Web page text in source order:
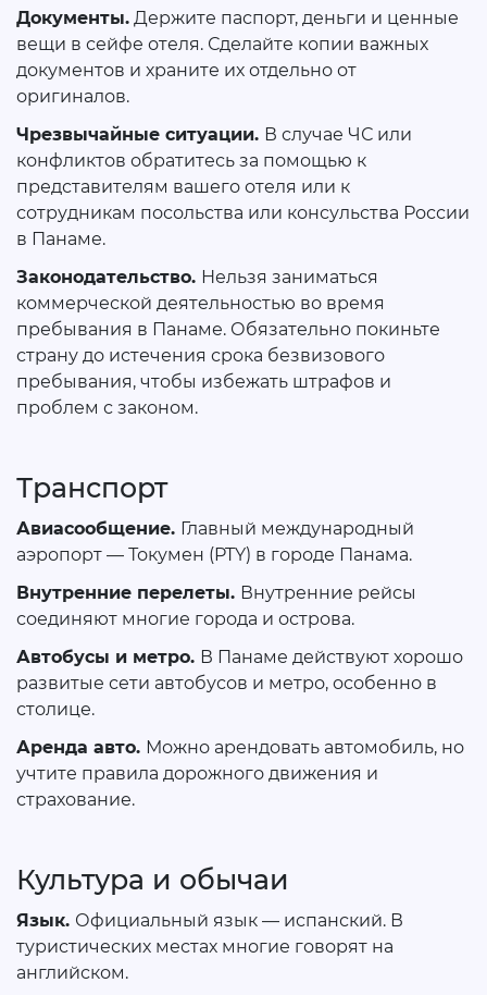
Документы. Держите паспорт, деньги и ценные
вещи в сейфе отеля. Сделайте копии важных
документов и храните их отдельно от
оригиналов.
Чрезвычайные ситуации. В случае ЧС или
конфликтов обратитесь за помощью к
представителям вашего отеля или к
сотрудникам посольства или консульства России
в Панаме.
Законодательство. Нельзя заниматься
коммерческой деятельностью во время
пребывания в Панаме. Обязательно покиньте
страну до истечения срока безвизового
пребывания, чтобы избежать штрафов и
проблем с законом.
Транспорт
Авиасообщение. Главный международный
аэропорт — Токумен (PTY) в городе Панама.
Внутренние перелеты. Внутренние рейсы
соединяют многие города и острова.
Автобусы и метро. В Панаме действуют хорошо
развитые сети автобусов и метро, особенно в
столице.
Аренда авто. Можно арендовать автомобиль, но
учтите правила дорожного движения и
страхование.
Культура и обычаи
Язык. Официальный язык — испанский. В
туристических местах многие говорят на
английском.